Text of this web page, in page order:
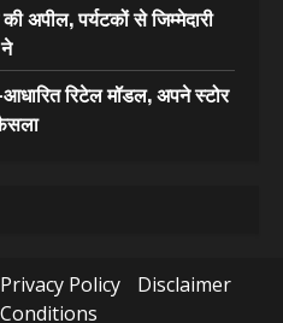
अपील, पर्यटकों से जिम्मेदारी
रिटेल मॉडल, अपने स्टोर
Privacy Policy
Disclaimer